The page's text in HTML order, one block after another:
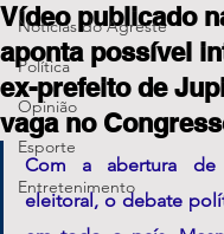
Notícias do Agreste
Política
Opinião
Esporte
Entretenimento
Vídeo publicado
aponta possível
ex-prefeito de
vaga no
Com a abertura
eleitoral, o debate